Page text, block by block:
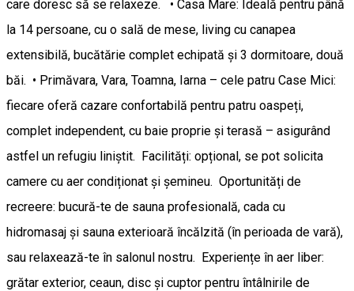
care doresc să se relaxeze. • Casa Mare: Ideală pentru până
la 14 persoane, cu o sală de mese, living cu canapea
extensibilă, bucătărie complet echipată și 3 dormitoare, două
băi. • Primăvara, Vara, Toamna, Iarna – cele patru Case Mici:
fiecare oferă cazare confortabilă pentru patru oaspeți,
complet independent, cu baie proprie și terasă – asigurând
astfel un refugiu liniștit. Facilități: opțional, se pot solicita
camere cu aer condiționat și șemineu. Oportunități de
recreere: bucură-te de sauna profesională, cada cu
hidromasaj și sauna exterioară încălzită (în perioada de vară),
sau relaxează-te în salonul nostru. Experiențe în aer liber:
grătar exterior, ceaun, disc și cuptor pentru întâlnirile de